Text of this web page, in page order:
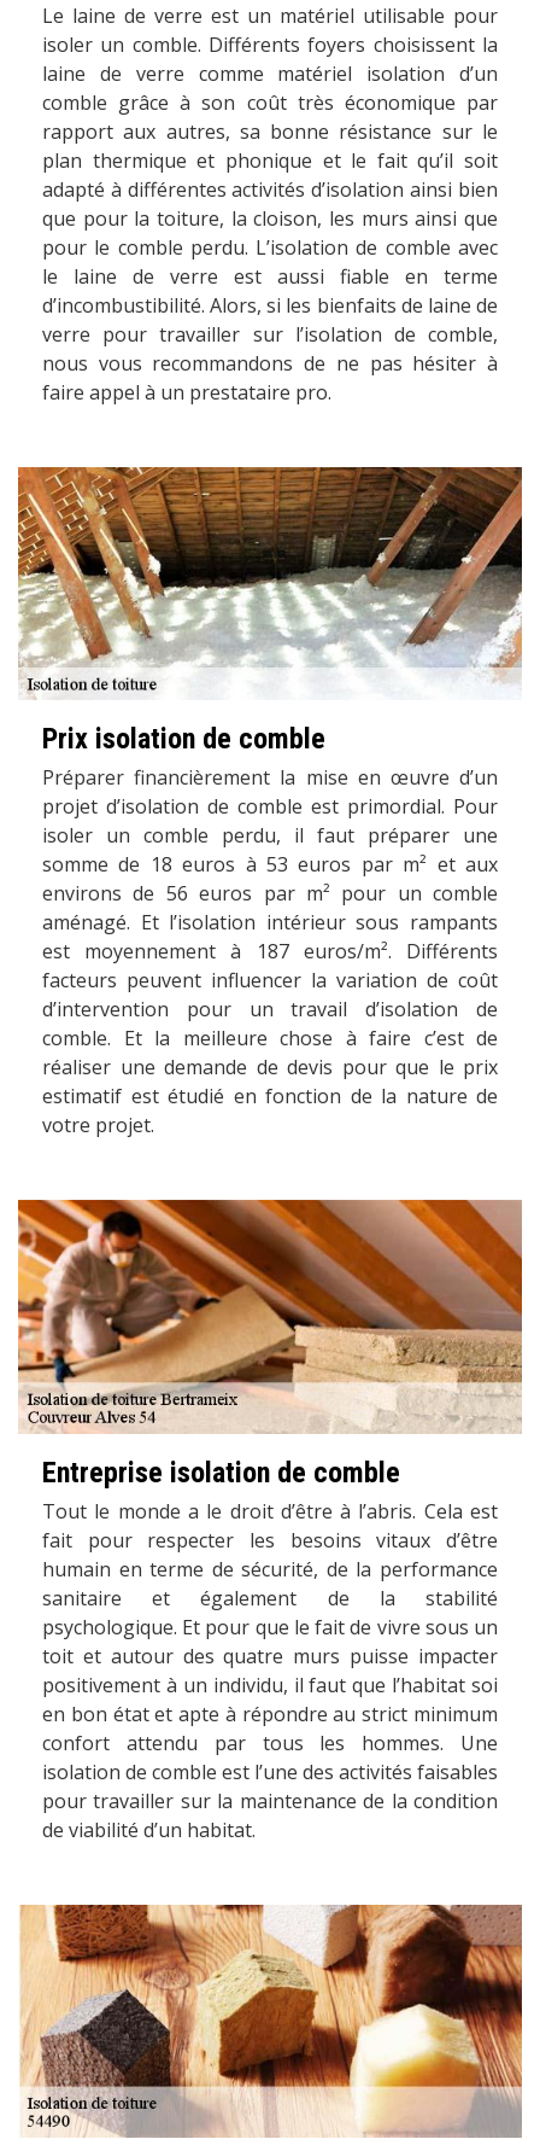
Le laine de verre est un matériel utilisable pour
isoler un comble. Différents foyers choisissent la
laine de verre comme matériel isolation d’un
comble grâce à son coût très économique par
rapport aux autres, sa bonne résistance sur le
plan thermique et phonique et le fait qu’il soit
adapté à différentes activités d’isolation ainsi bien
que pour la toiture, la cloison, les murs ainsi que
pour le comble perdu. L’isolation de comble avec
le laine de verre est aussi fiable en terme
d’incombustibilité. Alors, si les bienfaits de laine de
verre pour travailler sur l’isolation de comble,
nous vous recommandons de ne pas hésiter à
faire appel à un prestataire pro.
Prix isolation de comble
Préparer financièrement la mise en œuvre d’un
projet d’isolation de comble est primordial. Pour
isoler un comble perdu, il faut préparer une
somme de 18 euros à 53 euros par m² et aux
environs de 56 euros par m² pour un comble
aménagé. Et l’isolation intérieur sous rampants
est moyennement à 187 euros/m². Différents
facteurs peuvent influencer la variation de coût
d’intervention pour un travail d’isolation de
comble. Et la meilleure chose à faire c’est de
réaliser une demande de devis pour que le prix
estimatif est étudié en fonction de la nature de
votre projet.
Entreprise isolation de comble
Tout le monde a le droit d’être à l’abris. Cela est
fait pour respecter les besoins vitaux d’être
humain en terme de sécurité, de la performance
sanitaire et également de la stabilité
psychologique. Et pour que le fait de vivre sous un
toit et autour des quatre murs puisse impacter
positivement à un individu, il faut que l’habitat soi
en bon état et apte à répondre au strict minimum
confort attendu par tous les hommes. Une
isolation de comble est l’une des activités faisables
pour travailler sur la maintenance de la condition
de viabilité d’un habitat.